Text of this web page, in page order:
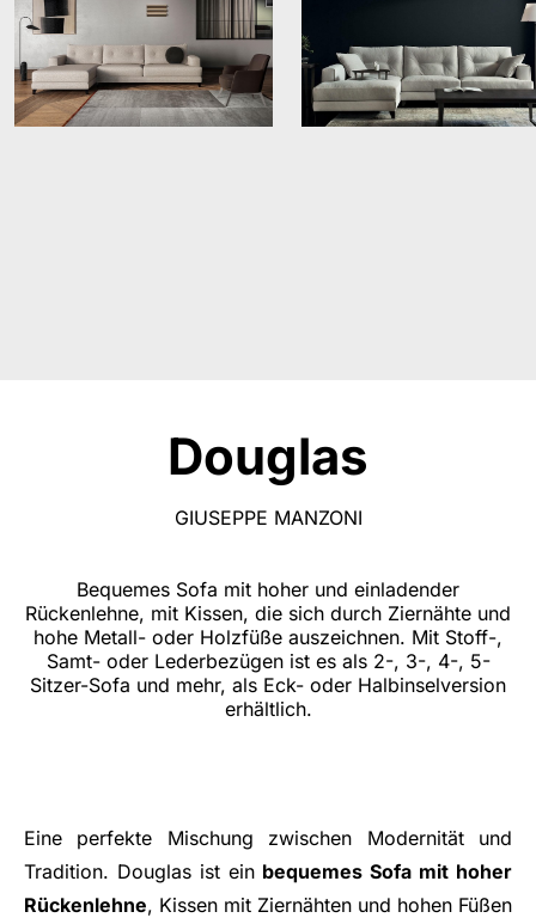
Douglas
GIUSEPPE MANZONI
Bequemes Sofa mit hoher und einladender
Rückenlehne, mit Kissen, die sich durch Ziernähte und
hohe Metall- oder Holzfüße auszeichnen. Mit Stoff-,
Samt- oder Lederbezügen ist es als 2-, 3-, 4-, 5-
Sitzer-Sofa und mehr, als Eck- oder Halbinselversion
erhältlich.
Eine perfekte Mischung zwischen Modernität und
Tradition. Douglas ist ein bequemes Sofa mit hoher
Rückenlehne, Kissen mit Ziernähten und hohen Füßen